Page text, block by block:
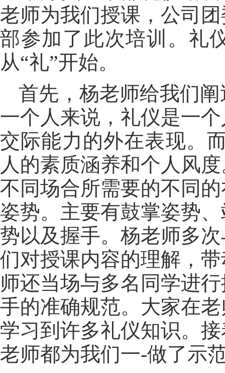
老师为我们授课，公司
部参加了此次培训。礼
从“礼”开始。
首先，杨老师给我们
一个人来说，礼仪是一
交际能力的外在表现。
人的素质涵养和个人风
不同场合所需要的不同
姿势。主要有鼓掌姿势
势以及握手。杨老师多
们对授课内容的理解，
师还当场与多名同学进
手的准确规范。大家在
学习到许多礼仪知识。
老师都为我们一-做了示